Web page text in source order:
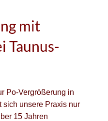
mit
Taunus-
Po-Vergrößerung in
sich unsere Praxis nur
15 Jahren